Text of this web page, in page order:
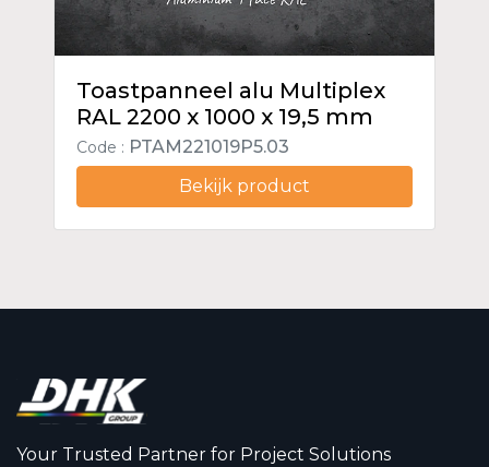
Toastpanneel alu Multiplex
RAL 2200 x 1000 x 19,5 mm
Code : PTAM221019P5.03
Bekijk product
Your Trusted Partner for Project Solutions